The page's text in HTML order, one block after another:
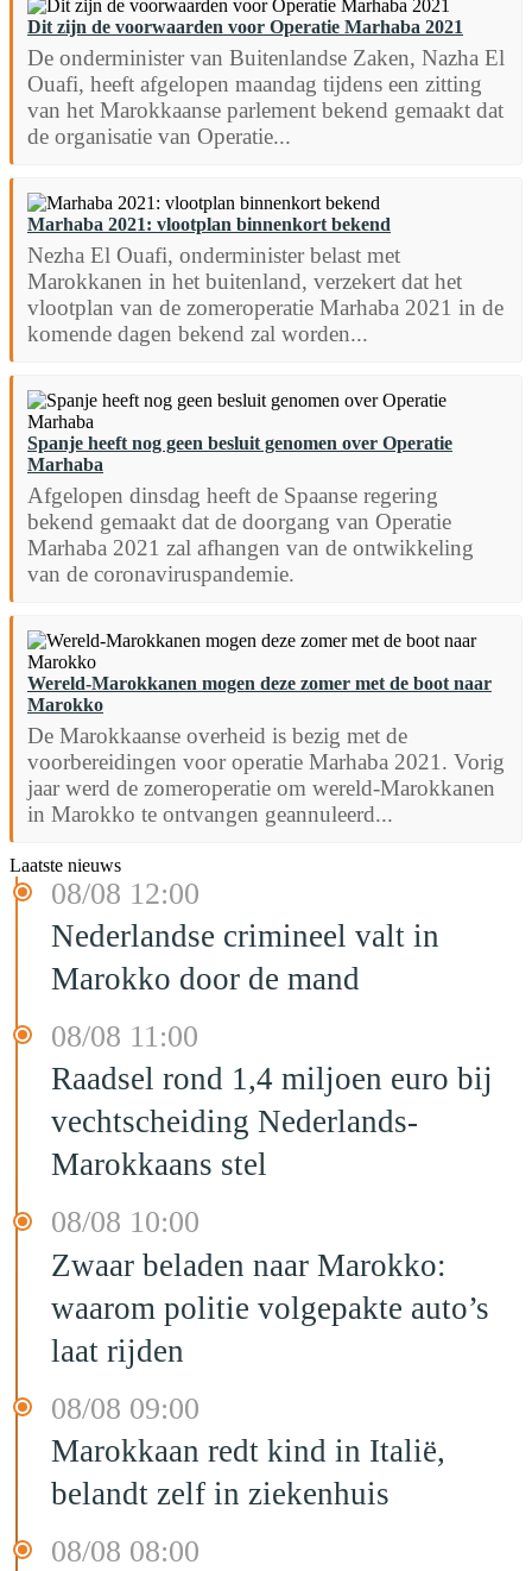
Dit zijn de voorwaarden voor Operatie Marhaba 2021
De onderminister van Buitenlandse Zaken, Nazha El
Ouafi, heeft afgelopen maandag tijdens een zitting
van het Marokkaanse parlement bekend gemaakt dat
de organisatie van Operatie...
Marhaba 2021: vlootplan binnenkort bekend
Nezha El Ouafi, onderminister belast met
Marokkanen in het buitenland, verzekert dat het
vlootplan van de zomeroperatie Marhaba 2021 in de
komende dagen bekend zal worden...
Spanje heeft nog geen besluit genomen over Operatie
Marhaba
Afgelopen dinsdag heeft de Spaanse regering
bekend gemaakt dat de doorgang van Operatie
Marhaba 2021 zal afhangen van de ontwikkeling
van de coronaviruspandemie.
Wereld-Marokkanen mogen deze zomer met de boot naar
Marokko
De Marokkaanse overheid is bezig met de
voorbereidingen voor operatie Marhaba 2021. Vorig
jaar werd de zomeroperatie om wereld-Marokkanen
in Marokko te ontvangen geannuleerd...
Laatste nieuws
08/08 12:00
Nederlandse crimineel valt in
Marokko door de mand
08/08 11:00
Raadsel rond 1,4 miljoen euro bij
vechtscheiding Nederlands-
Marokkaans stel
08/08 10:00
Zwaar beladen naar Marokko:
waarom politie volgepakte auto’s
laat rijden
08/08 09:00
Marokkaan redt kind in Italië,
belandt zelf in ziekenhuis
08/08 08:00